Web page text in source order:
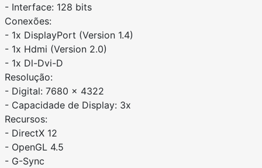
- Interface: 128 bits
Conexões:
- 1x DisplayPort (Version 1.4)
- 1x Hdmi (Version 2.0)
- 1x Dl-Dvi-D
Resolução:
- Digital: 7680 x 4322
- Capacidade de Display: 3x
Recursos:
- DirectX 12
- OpenGL 4.5
- G-Sync